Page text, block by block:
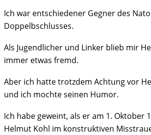
Ich war entschiedener Gegner des Nato
Doppelbschlusses.
Als Jugendlicher und Linker blieb mir
immer etwas fremd.
Aber ich hatte trotzdem Achtung vor
und ich mochte seinen Humor.
Ich habe geweint, als er am 1. Oktober
Helmut Kohl im konstruktiven